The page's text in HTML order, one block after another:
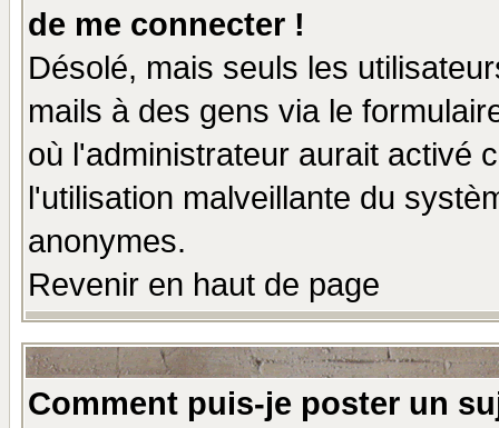
de me connecter !
Désolé, mais seuls les
mails à des gens via le
où l'administrateur aurait activé
l'utilisation malveillante du
anonymes.
Revenir en haut de page
Comment puis-je poster un